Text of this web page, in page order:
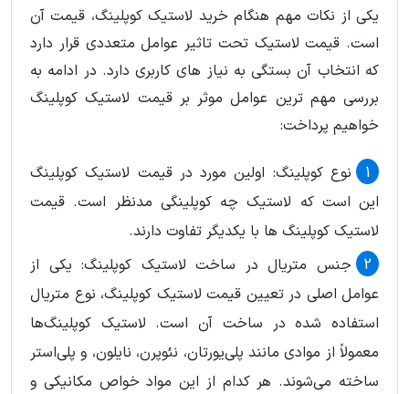
یکی از نکات مهم هنگام خرید لاستیک کوپلینگ، قیمت آن
است. قیمت لاستیک تحت تاثیر عوامل متعددی قرار دارد
که انتخاب آن بستگی به نیاز های کاربری دارد. در ادامه به
بررسی مهم ترین عوامل موثر بر قیمت لاستیک کوپلینگ
خواهیم پرداخت:
نوع کوپلینگ: اولین مورد در قیمت لاستیک کوپلینگ
این است که لاستیک چه کوپلینگی مدنظر است. قیمت
لاستیک کوپلینگ ها با یکدیگر تفاوت دارند.
جنس متریال در ساخت لاستیک کوپلینگ: یکی از
عوامل اصلی در تعیین قیمت لاستیک کوپلینگ، نوع متریال
استفاده شده در ساخت آن است. لاستیک کوپلینگ‌ها
معمولاً از موادی مانند پلی‌یورتان، نئوپرن، نایلون، و پلی‌استر
ساخته می‌شوند. هر کدام از این مواد خواص مکانیکی و